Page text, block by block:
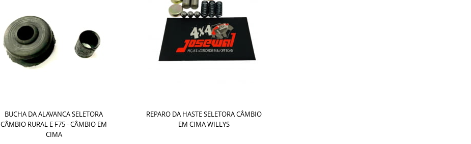
BUCHA DA ALAVANCA SELETORA
CÂMBIO RURAL E F75 - CÂMBIO EM
CIMA
REPARO DA HASTE SELETORA CÂMBIO
EM CIMA WILLYS